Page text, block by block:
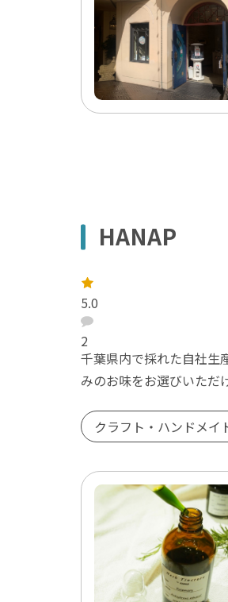
HANAP
千葉県内で採れた自社生
みのお味をお選びいただ
クラフト・ハンドメイ
レ
ー
ト
：
5.0
口
コ
ミ
：
2